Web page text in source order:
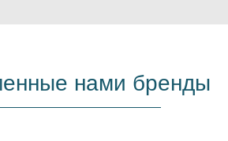
нами бренды